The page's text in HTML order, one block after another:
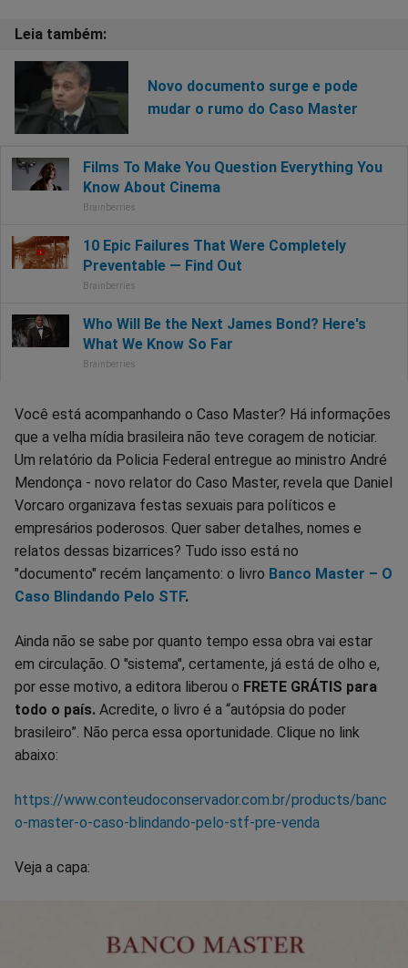
Novo documento surge e pode
mudar o rumo do Caso Master
Você está acompanhando o Caso Master? Há informações
que a velha mídia brasileira não teve coragem de noticiar.
Um relatório da Policia Federal entregue ao ministro André
Mendonça - novo relator do Caso Master, revela que Daniel
Vorcaro organizava festas sexuais para políticos e
empresários poderosos. Quer saber detalhes, nomes e
relatos dessas bizarrices? Tudo isso está no
"documento" recém lançamento: o livro Banco Master – O
Caso Blindando Pelo STF.
Ainda não se sabe por quanto tempo essa obra vai estar
em circulação. O "sistema", certamente, já está de olho e,
por esse motivo, a editora liberou o FRETE GRÁTIS para
todo o país. Acredite, o livro é a “autópsia do poder
brasileiro”. Não perca essa oportunidade. Clique no link
abaixo:
https://www.conteudoconservador.com.br/products/banc
o-master-o-caso-blindando-pelo-stf-pre-venda
Veja a capa: